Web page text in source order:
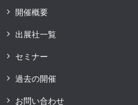
開催概要
出展社一覧
セミナー
過去の開催
お問い合わせ